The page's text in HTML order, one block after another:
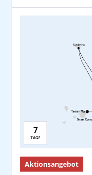
Reisedauer:
7
TAGE
Aktionsangebot